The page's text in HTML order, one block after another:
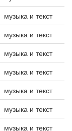
музыка и текст
музыка и текст
музыка и текст
музыка и текст
музыка и текст
музыка и текст
музыка и текст